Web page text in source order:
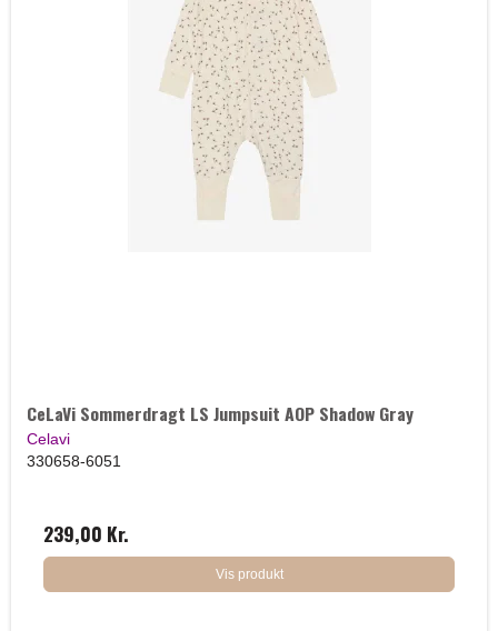
CeLaVi Sommerdragt LS Jumpsuit AOP Shadow Gray
Celavi
330658-6051
239,00 Kr.
Vis produkt